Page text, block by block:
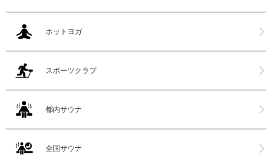
ホットヨガ
スポーツクラブ
都内サウナ
全国サウナ